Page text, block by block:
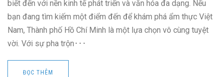
biết đến với nền kinh tế phát triển và văn hóa đa dạng. Nếu
bạn đang tìm kiếm một điểm đến để khám phá ẩm thực Việt
Nam, Thành phố Hồ Chí Minh là một lựa chọn vô cùng tuyệt
vời. Với sự pha trộn･･･
ĐỌC THÊM